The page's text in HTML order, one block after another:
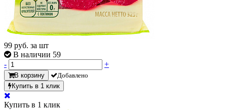
99 руб. за шт
В наличии 59
-
+
В корзину
Добавлено
Купить в 1 клик
Купить в 1 клик